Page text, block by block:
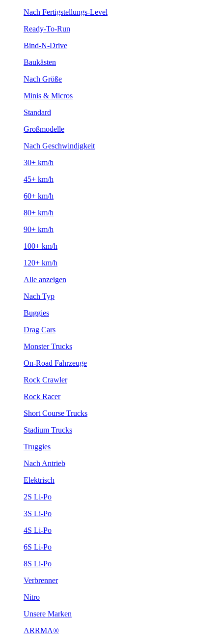
Nach Fertigstellungs-Level
Ready-To-Run
Bind-N-Drive
Baukästen
Nach Größe
Minis & Micros
Standard
Großmodelle
Nach Geschwindigkeit
30+ km/h
45+ km/h
60+ km/h
80+ km/h
90+ km/h
100+ km/h
120+ km/h
Alle anzeigen
Nach Typ
Buggies
Drag Cars
Monster Trucks
On-Road Fahrzeuge
Rock Crawler
Rock Racer
Short Course Trucks
Stadium Trucks
Truggies
Nach Antrieb
Elektrisch
2S Li-Po
3S Li-Po
4S Li-Po
6S Li-Po
8S Li-Po
Verbrenner
Nitro
Unsere Marken
ARRMA®